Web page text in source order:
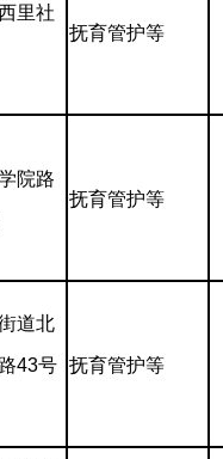
里社
抚育管护等
院路
抚育管护等
道北
43号 抚育管护等